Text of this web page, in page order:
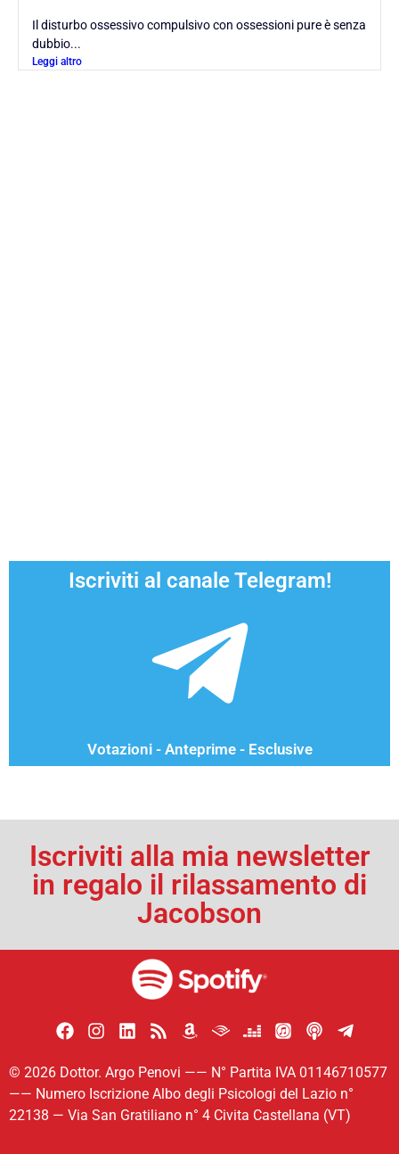
Il disturbo ossessivo compulsivo con ossessioni pure è senza
dubbio...
Leggi altro
Iscriviti al canale Telegram!
Votazioni - Anteprime - Esclusive
Iscriviti alla mia newsletter
in regalo il rilassamento di
Jacobson
© 2026 Dottor. Argo Penovi —— N° Partita IVA 01146710577
—— Numero Iscrizione Albo degli Psicologi del Lazio n°
22138 — Via San Gratiliano n° 4 Civita Castellana (VT)